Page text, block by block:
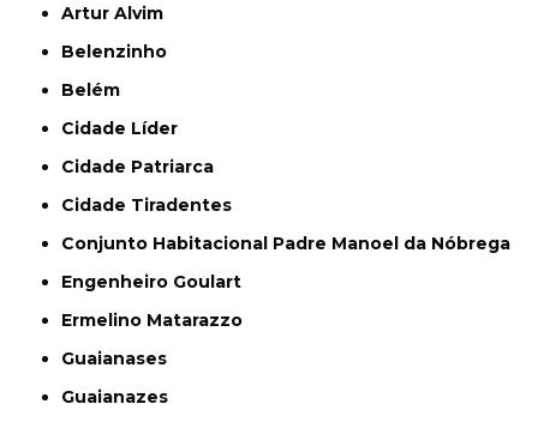
Artur Alvim
Belenzinho
Belém
Cidade Líder
Cidade Patriarca
Cidade Tiradentes
Conjunto Habitacional Padre Manoel da Nóbrega
Engenheiro Goulart
Ermelino Matarazzo
Guaianases
Guaianazes